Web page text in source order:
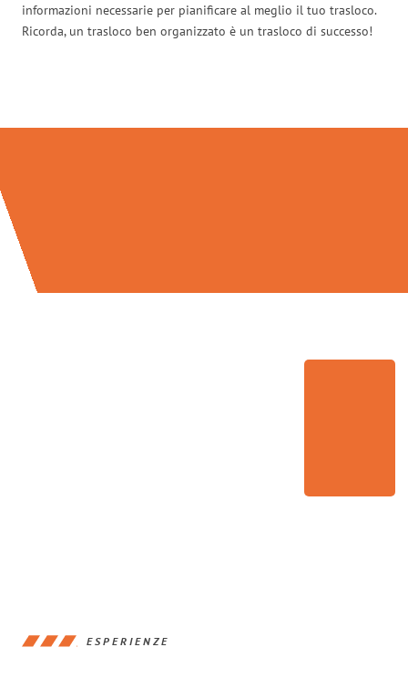
informazioni necessarie per pianificare al meglio il tuo trasloco.
Ricorda, un trasloco ben organizzato è un trasloco di successo!
ESPERIENZE